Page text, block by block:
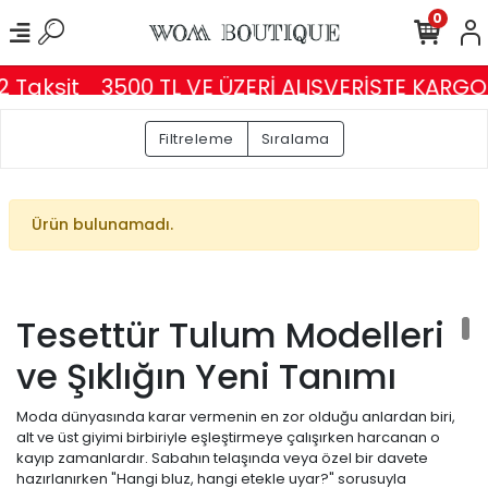
Taksit 3500 TL VE ÜZERİ ALIŞVERİŞTE
0
Filtreleme Sıralama
Ürün bulunamadı.
Tesettür Tulum Modelleri
ve Şıklığın Yeni Tanımı
Moda dünyasında karar vermenin en zor olduğu anlardan biri,
alt ve üst giyimi birbiriyle eşleştirmeye çalışırken harcanan o
kayıp zamanlardır. Sabahın telaşında veya özel bir davete
hazırlanırken "Hangi bluz, hangi etekle uyar?" sorusuyla